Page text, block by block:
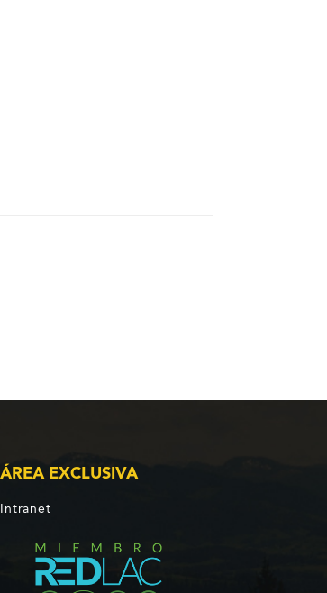
ÁREA EXCLUSIVA
Intranet